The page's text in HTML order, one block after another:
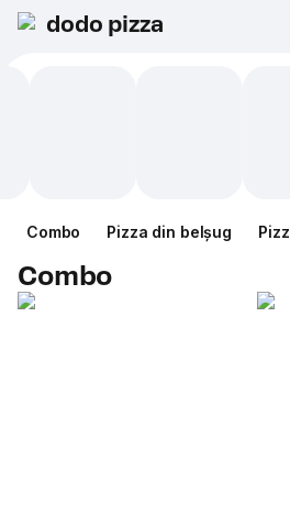
dodo pizza
Combo Pizza din belșug
Combo